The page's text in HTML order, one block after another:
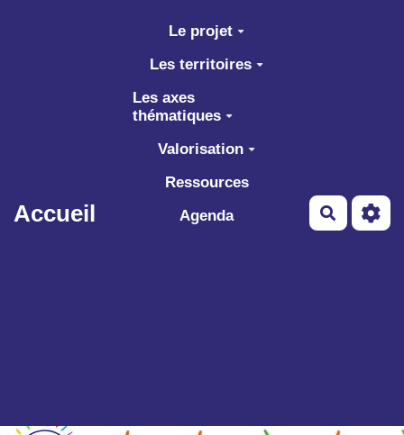
Aller au contenu principal
Accueil
Le projet
Les territoires
Les axes
thématiques
Valorisation
Ressources
Agenda